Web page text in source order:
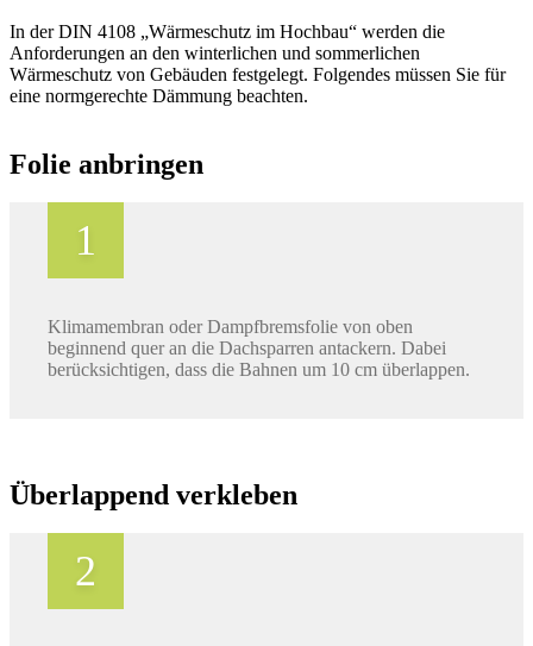
In der DIN 4108 „Wärmeschutz im Hochbau“ werden die
Anforderungen an den winterlichen und sommerlichen
Wärmeschutz von Gebäuden festgelegt. Folgendes müssen Sie für
eine normgerechte Dämmung beachten.
Folie anbringen
Klimamembran oder Dampfbremsfolie von oben
beginnend quer an die Dachsparren antackern. Dabei
berücksichtigen, dass die Bahnen um 10 cm überlappen.
Überlappend verkleben